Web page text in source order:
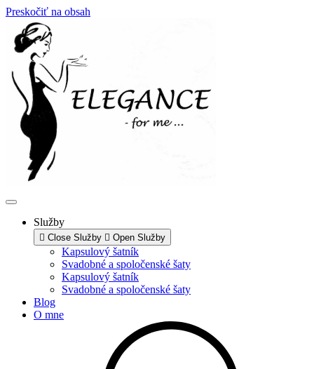
Preskočiť na obsah
Služby
Close Služby Open Služby
Kapsulový šatník
Svadobné a spoločenské šaty
Kapsulový šatník
Svadobné a spoločenské šaty
Blog
O mne